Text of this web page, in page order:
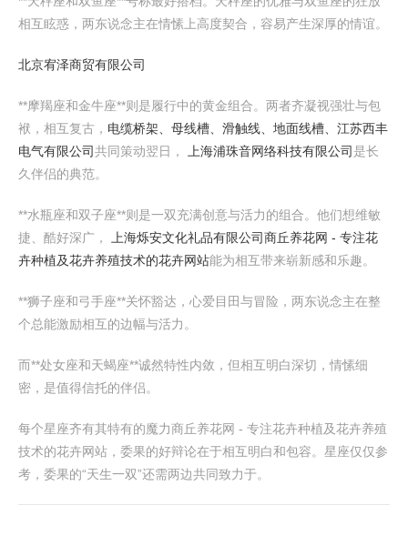
相互眩惑，两东说念主在情愫上高度契合，容易产生深厚的情谊。
北京宥泽商贸有限公司
**摩羯座和金牛座**则是履行中的黄金组合。两者齐凝视强壮与包
袱，相互复古， 电缆桥架、母线槽、滑触线、地面线槽、江苏西丰
电气有限公司共同策动翌日， 上海浦珠音网络科技有限公司 是长
久伴侣的典范。
**水瓶座和双子座**则是一双充满创意与活力的组合。他们想维敏
捷、酷好深广，
上海烁安文化礼品有限公司商丘养花网 - 专注花
卉种植及花卉养殖技术的花卉网站能为相互带来崭新感和乐趣。
**狮子座和弓手座**关怀豁达，心爱目田与冒险，两东说念主在整
个总能激励相互的边幅与活力。
而**处女座和天蝎座**诚然特性内敛，但相互明白深切，情愫细
密，是值得信托的伴侣。
每个星座齐有其特有的魔力商丘养花网 - 专注花卉种植及花卉养殖
技术的花卉网站，委果的好辩论在于相互明白和包容。星座仅仅参
考，委果的“天生一双”还需两边共同致力于。